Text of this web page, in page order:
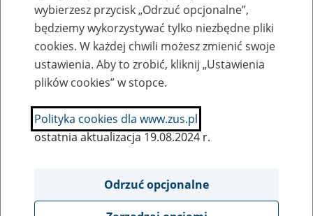
Nazwa zakładu pracy:
SZUKAJ
wybierzesz przycisk „Odrzuć opcjonalne”,
będziemy wykorzystywać tylko niezbędne pliki
cookies. W każdej chwili możesz zmienić swoje
ustawienia. Aby to zrobić, kliknij „Ustawienia
plików cookies” w stopce.
Polityka cookies dla www.zus.pl
ostatnia aktualizacja 19.08.2024 r.
Odrzuć opcjonalne